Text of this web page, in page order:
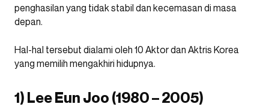
penghasilan yang tidak stabil dan kecemasan di masa
depan.
Hal-hal tersebut dialami oleh 10 Aktor dan Aktris Korea
yang memilih mengakhiri hidupnya.
1) Lee Eun Joo (1980 – 2005)